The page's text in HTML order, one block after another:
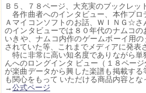
Ｂ５、７８ページ、大充実のブックレッ
各作曲者へのインタビュー、本作プロ
Ａマイコンソフトのお話、ＷＩＮＧ☆
のインタビューでは８０年代のナムコ
いきや、ナムコ内作のゲームボーイ用
されていた等、これまでメディアに発表
特に非常に高い知名度でありながら単
んへのロングインタ ビュー（１８ペー
が楽曲データから興した楽譜も掲載す
も関心をもって いただける商品内容とな
→公式ページ